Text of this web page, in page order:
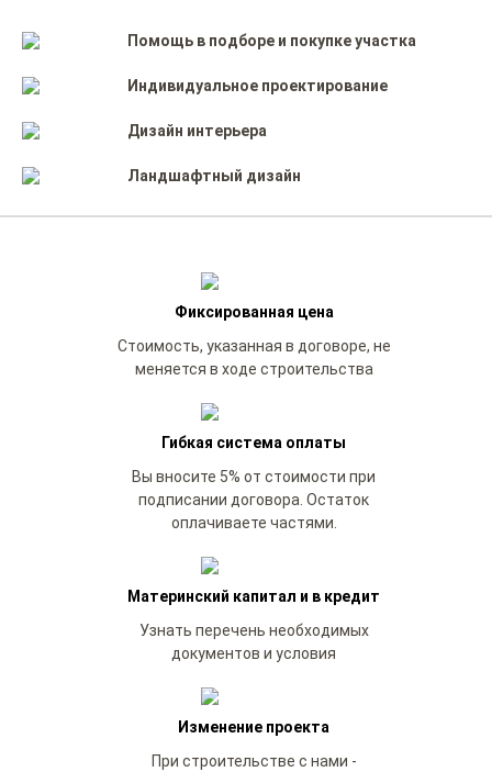
Помощь в подборе и покупке участка
Индивидуальное проектирование
Дизайн интерьера
Ландшафтный дизайн
Фиксированная цена
Стоимость, указанная в договоре, не
меняется в ходе строительства
Гибкая система оплаты
Вы вносите 5% от стоимости при
подписании договора. Остаток
оплачиваете частями.
Материнский капитал и в кредит
Узнать перечень необходимых
документов и условия
Изменение проекта
При строительстве с нами -